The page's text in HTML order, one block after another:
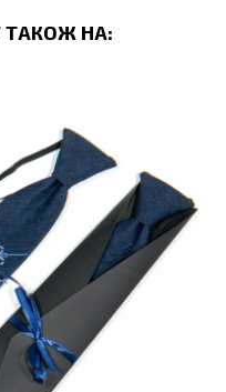
ТАКОЖ НА: